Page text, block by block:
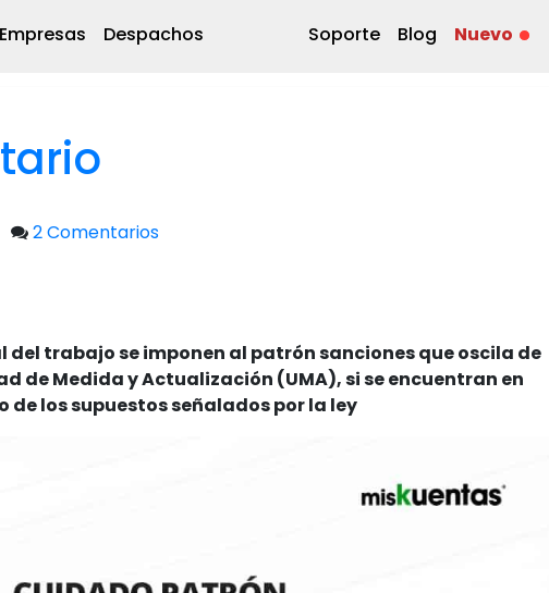
Empresas Despachos Soporte Blog Nuevo
2 Comentarios
del trabajo se imponen al patrón sanciones que oscila de
de Medida y Actualización (UMA), si se encuentran en
de los supuestos señalados por la ley